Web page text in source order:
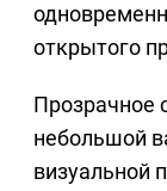
открытого
Прозрачное
небольшой
визуальной